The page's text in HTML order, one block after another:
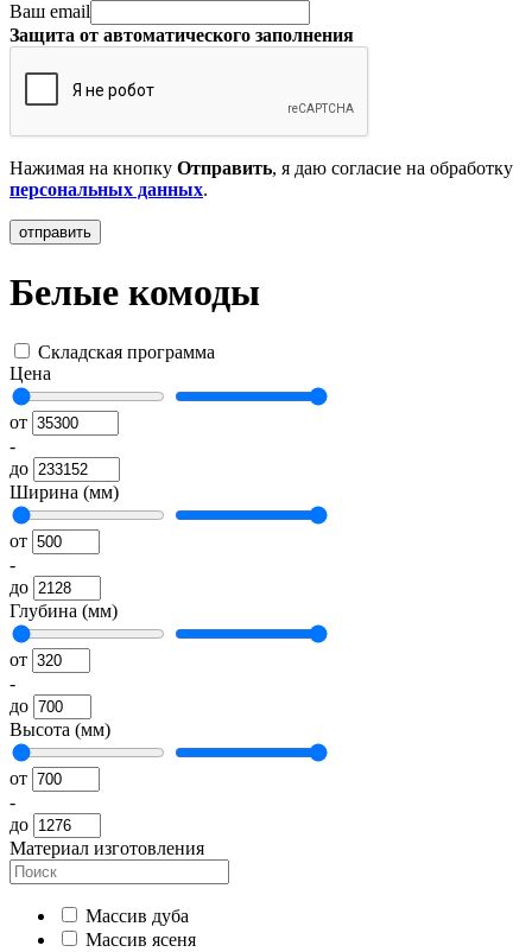
Ваш email
Защита от автоматического заполнения
Нажимая на кнопку Отправить, я даю согласие на обработку
персональных данных.
Белые комоды
Складская программа
Цена
от
-
до
Ширина (мм)
от
-
до
Глубина (мм)
от
-
до
Высота (мм)
от
-
до
Материал изготовления
Массив дуба
Массив ясеня